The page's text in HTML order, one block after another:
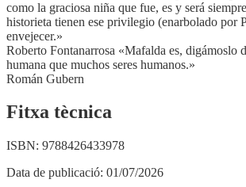
como la graciosa niña que fue, es y será
historieta tienen ese privilegio (enarbolado por
envejecer.»
Roberto Fontanarrosa «Mafalda es, digámoslo
humana que muchos seres humanos.»
Román Gubern
Fitxa tècnica
ISBN: 9788426433978
Data de publicació: 01/07/2026